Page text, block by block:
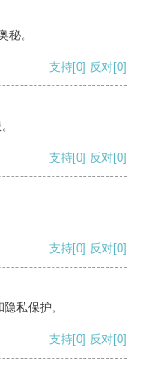
秘。
支持[0] 反对[0]
支持[0] 反对[0]
支持[0] 反对[0]
私保护。
支持[0] 反对[0]